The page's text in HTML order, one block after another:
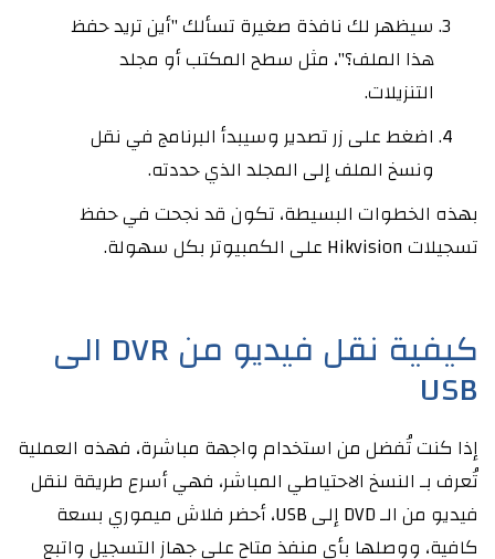
سيظهر لك نافذة صغيرة تسألك "أين تريد حفظ
هذا الملف؟"، مثل سطح المكتب أو مجلد
التنزيلات.
اضغط على زر تصدير وسيبدأ البرنامج في نقل
ونسخ الملف إلى المجلد الذي حددته.
بهذه الخطوات البسيطة، تكون قد نجحت في حفظ
تسجيلات Hikvision على الكمبيوتر بكل سهولة.
كيفية نقل فيديو من DVR الى
USB
إذا كنت تُفضل من استخدام واجهة مباشرة، فهذه العملية
تُعرف بـ النسخ الاحتياطي المباشر، فهي أسرع طريقة لنقل
فيديو من الـ DVD إلى USB، أحضر فلاش ميموري بسعة
كافية، ووصلها بأي منفذ متاح على جهاز التسجيل واتبع